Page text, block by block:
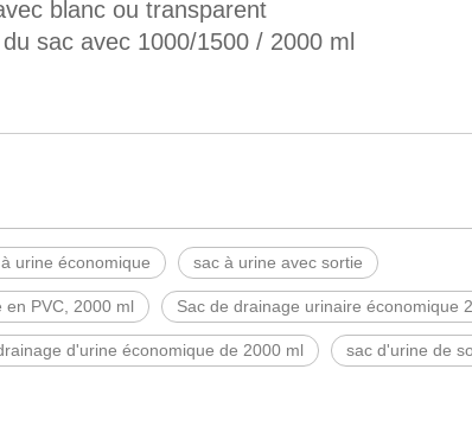
ou transparent
1000/1500 / 2000 ml
urine économique sac à urine avec sortie
en PVC, 2000 ml Sac de drainage urinaire économique
d'urine économique de 2000 ml sac d'urine de